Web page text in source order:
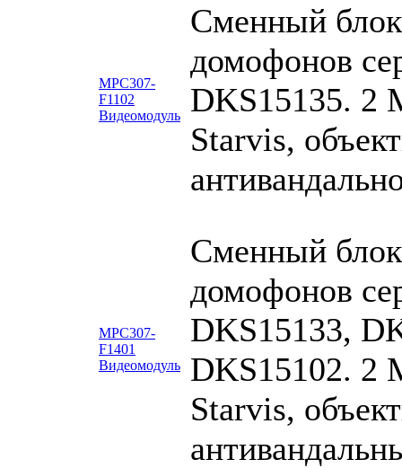
MPC307-
F1102
Видеомодуль
Сменный
домофонов
DKS15135. 2
Starvis,
MPC307-
F1401
Видеомодуль
Сменный
домофонов
DKS15133,
DKS15102. 2
Starvis,